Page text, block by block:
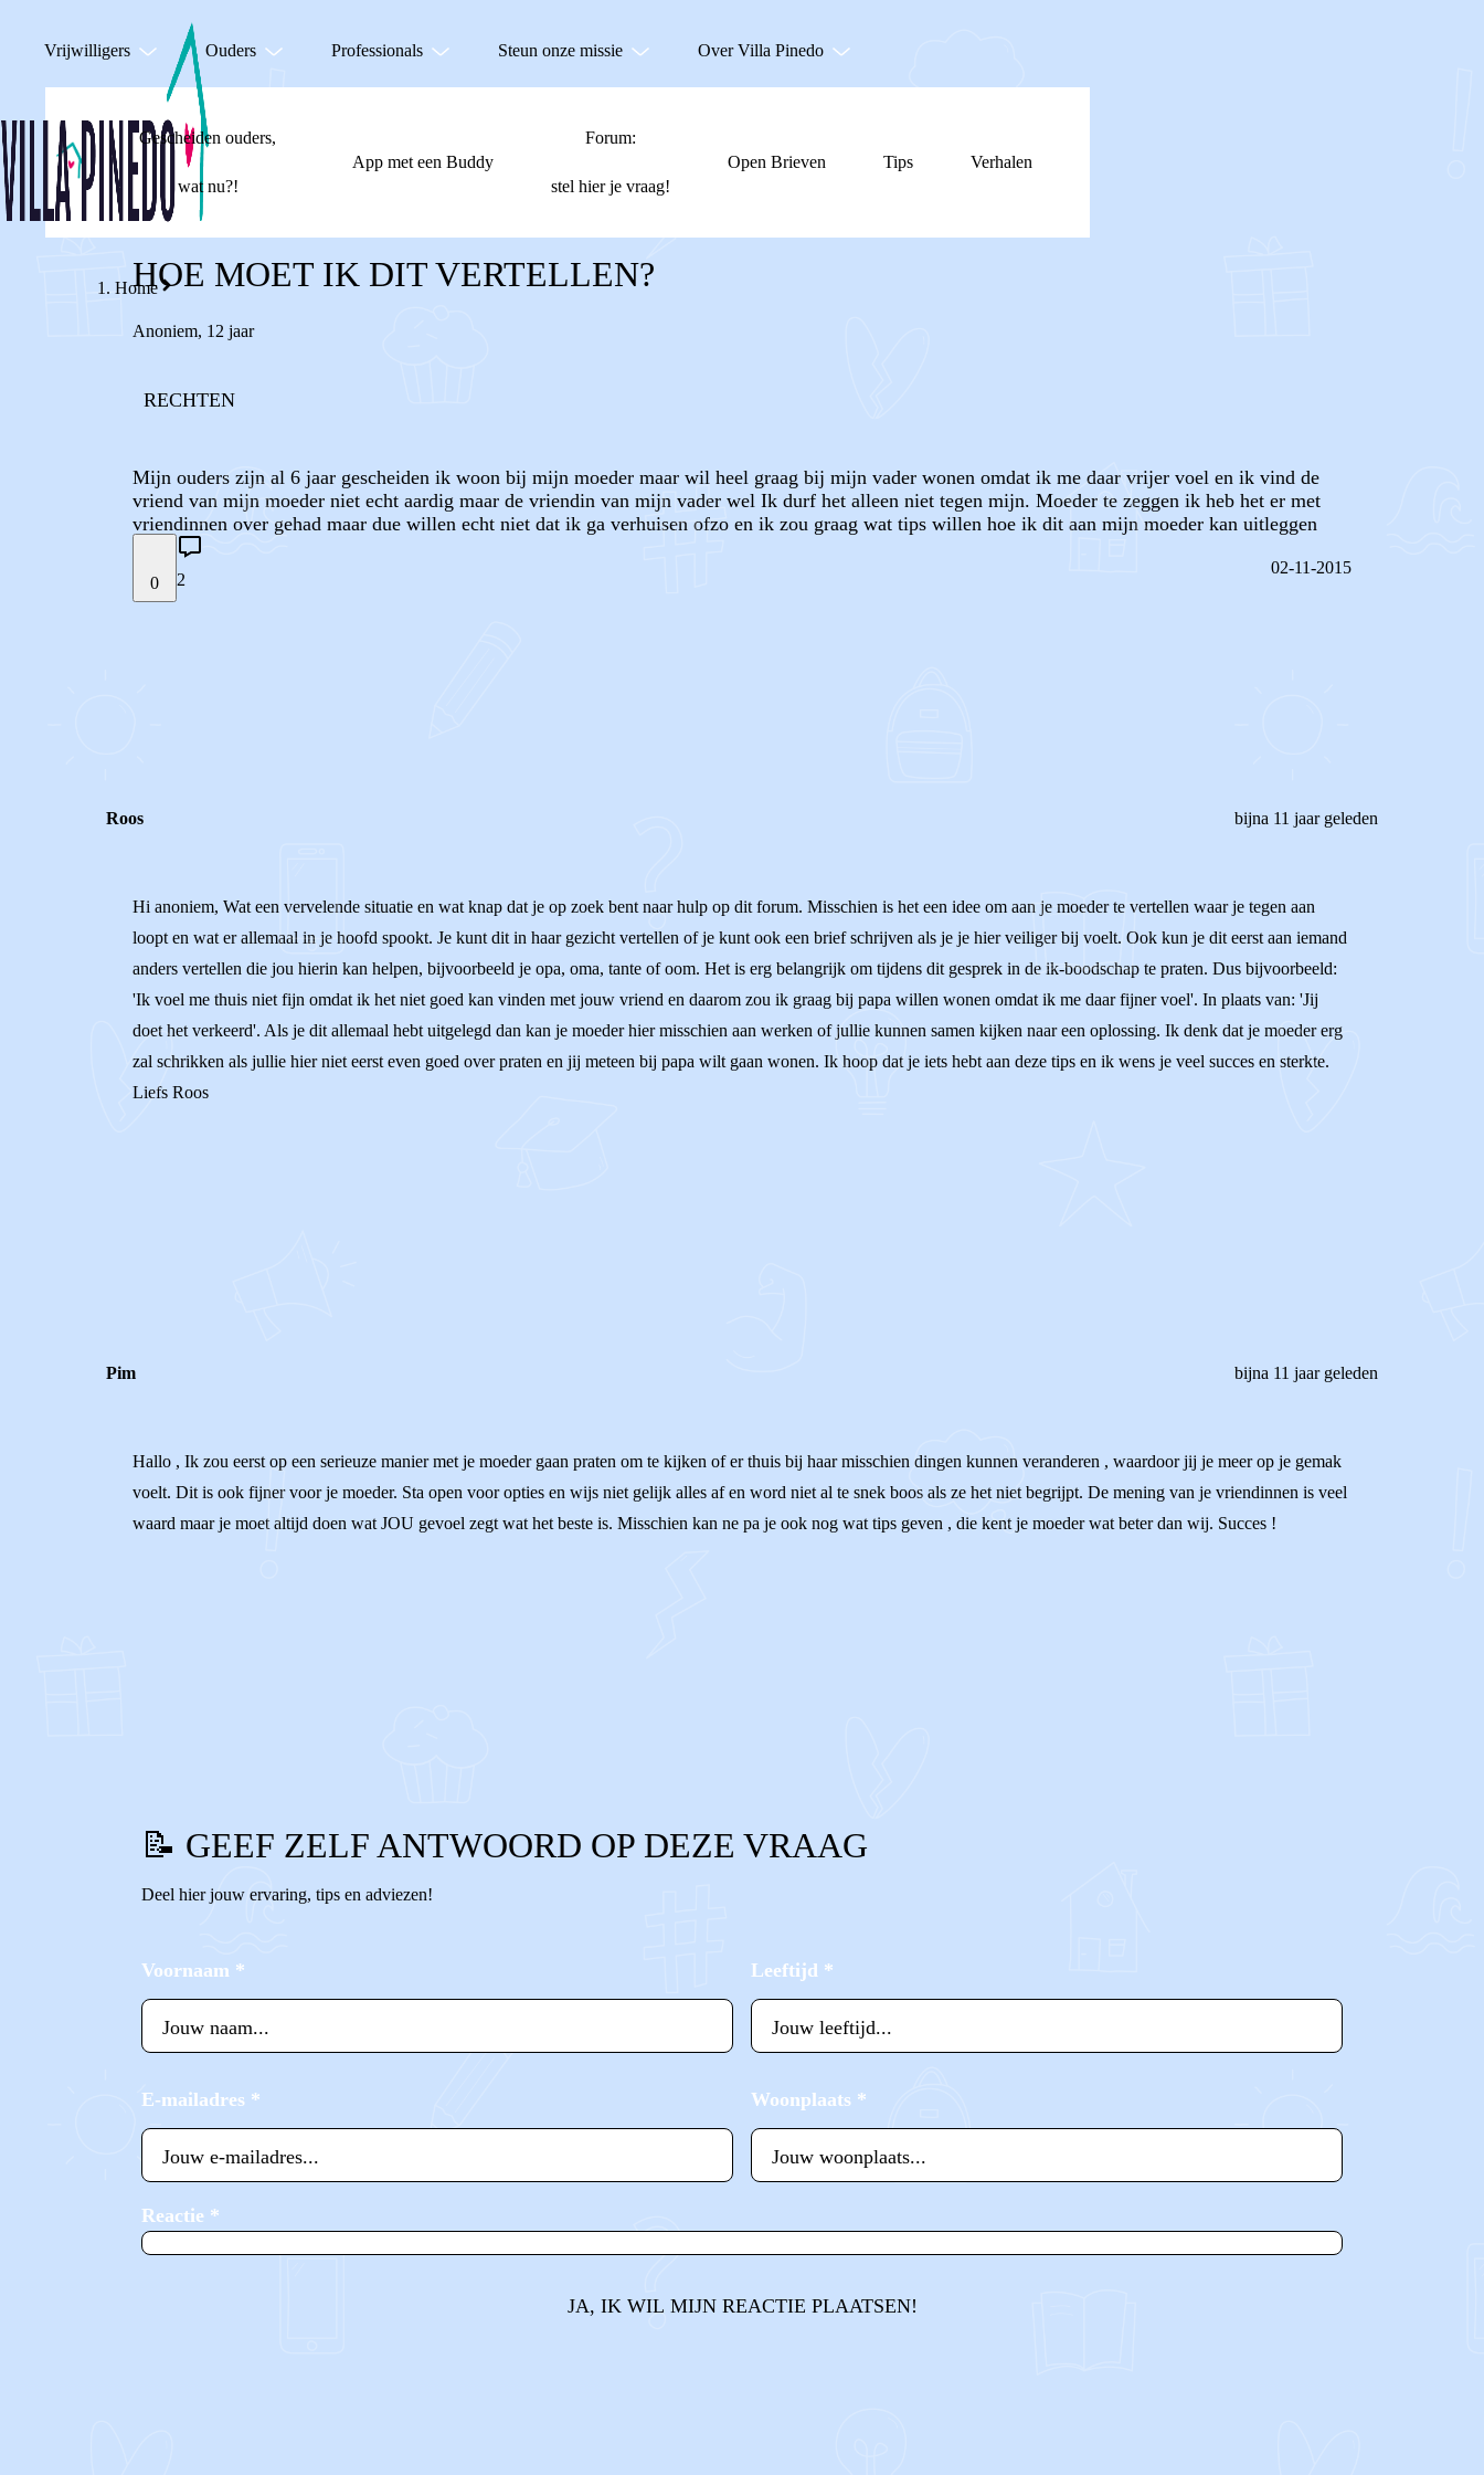
Vrijwilligers Ouders Professionals Steun onze missie Over Villa Pinedo
Gescheiden ouders,
wat nu?!
App met een Buddy
Forum:
stel hier je vraag!
Open Brieven Tips Verhalen
Home
HOE MOET IK DIT VERTELLEN?
Anoniem, 12 jaar
RECHTEN
Mijn ouders zijn al 6 jaar gescheiden ik woon bij mijn moeder maar wil heel graag bij mijn vader wonen omdat ik me daar vrijer voel en ik vind de
vriend van mijn moeder niet echt aardig maar de vriendin van mijn vader wel Ik durf het alleen niet tegen mijn. Moeder te zeggen ik heb het er met
vriendinnen over gehad maar due willen echt niet dat ik ga verhuisen ofzo en ik zou graag wat tips willen hoe ik dit aan mijn moeder kan uitleggen
0 2
02-11-2015
Roos bijna 11 jaar geleden
Hi anoniem, Wat een vervelende situatie en wat knap dat je op zoek bent naar hulp op dit forum. Misschien is het een idee om aan je moeder te vertellen waar je tegen aan
loopt en wat er allemaal in je hoofd spookt. Je kunt dit in haar gezicht vertellen of je kunt ook een brief schrijven als je je hier veiliger bij voelt. Ook kun je dit eerst aan iemand
anders vertellen die jou hierin kan helpen, bijvoorbeeld je opa, oma, tante of oom. Het is erg belangrijk om tijdens dit gesprek in de ik-boodschap te praten. Dus bijvoorbeeld:
'Ik voel me thuis niet fijn omdat ik het niet goed kan vinden met jouw vriend en daarom zou ik graag bij papa willen wonen omdat ik me daar fijner voel'. In plaats van: 'Jij
doet het verkeerd'. Als je dit allemaal hebt uitgelegd dan kan je moeder hier misschien aan werken of jullie kunnen samen kijken naar een oplossing. Ik denk dat je moeder erg
zal schrikken als jullie hier niet eerst even goed over praten en jij meteen bij papa wilt gaan wonen. Ik hoop dat je iets hebt aan deze tips en ik wens je veel succes en sterkte.
Liefs Roos
Pim bijna 11 jaar geleden
Hallo , Ik zou eerst op een serieuze manier met je moeder gaan praten om te kijken of er thuis bij haar misschien dingen kunnen veranderen , waardoor jij je meer op je gemak
voelt. Dit is ook fijner voor je moeder. Sta open voor opties en wijs niet gelijk alles af en word niet al te snek boos als ze het niet begrijpt. De mening van je vriendinnen is veel
waard maar je moet altijd doen wat JOU gevoel zegt wat het beste is. Misschien kan ne pa je ook nog wat tips geven , die kent je moeder wat beter dan wij. Succes !
📝 GEEF ZELF ANTWOORD OP DEZE VRAAG
Deel hier jouw ervaring, tips en adviezen!
Voornaam * Leeftijd *
E-mailadres * Woonplaats *
Reactie *
JA, IK WIL MIJN REACTIE PLAATSEN!